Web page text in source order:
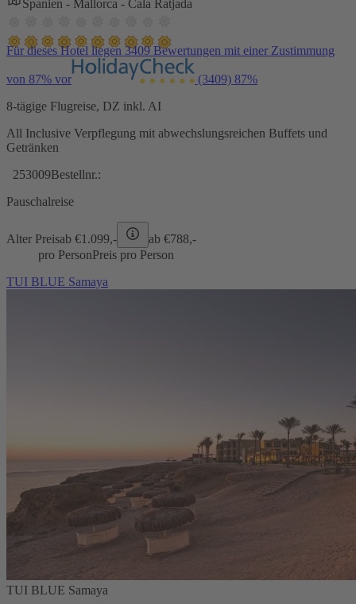
Spanien - Mallorca - Cala Ratjada
Für dieses Hotel liegen 3409 Bewertungen mit einer Zustimmung
von 87% vor (3409) 87%
8-tägige Flugreise, DZ inkl. AI
All Inclusive Verpflegung mit abwechslungsreichen Buffets und
Getränken
253009Bestellnr.:
Pauschalreise
Alter Preisab €1.099,- ab €788,-
pro PersonPreis pro Person
TUI BLUE Samaya
TUI BLUE Samaya